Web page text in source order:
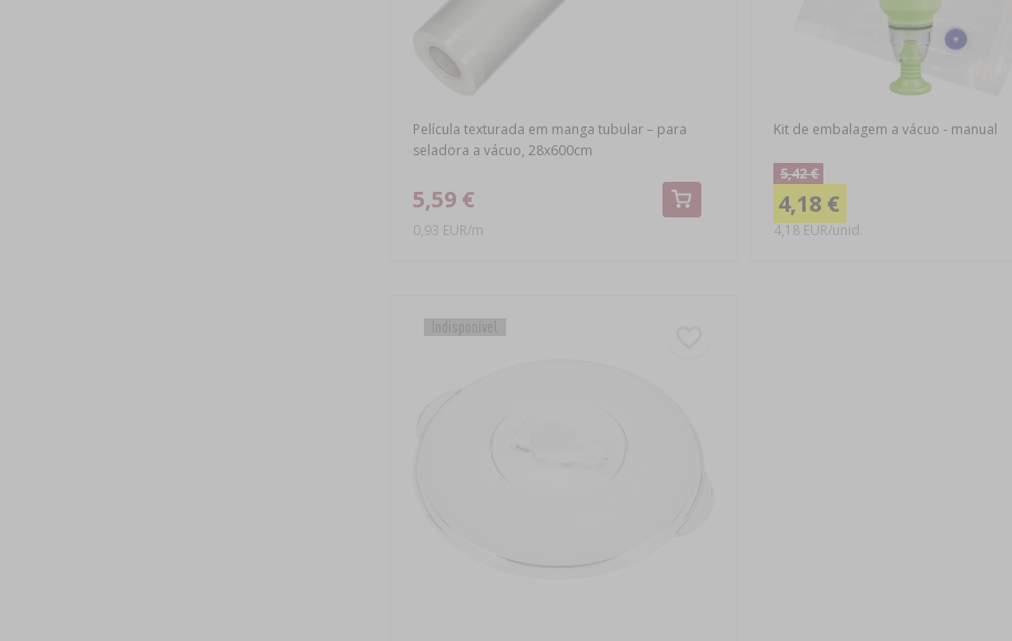
Película texturada em manga tubular – para
seladora a vácuo, 28x600cm
5,59 €
0,93 EUR/m
Kit de embalagem a vácuo - manual
5,42 €
4,18 €
4,18 EUR/unid.